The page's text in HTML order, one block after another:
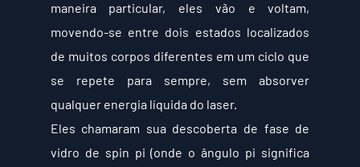
maneira particular, eles vão e voltam,
movendo-se entre dois estados localizados
de muitos corpos diferentes em um ciclo que
se repete para sempre, sem absorver
qualquer energia líquida do laser.
Eles chamaram sua descoberta de fase de
vidro de spin pi (onde o ângulo pi significa